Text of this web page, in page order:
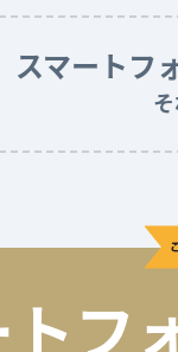
スマートフ
フ